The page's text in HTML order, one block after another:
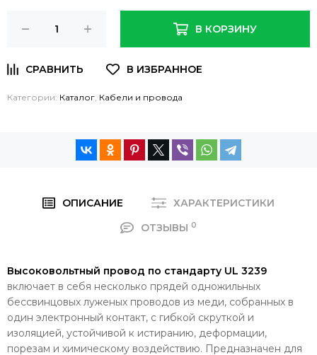
В КОРЗИНУ
Категории: Каталог, Кабели и провода
ОПИСАНИЕ
ХАРАКТЕРИСТИКИ
ОТЗЫВЫ 0
Высоковольтный провод по стандарту UL 3239
включает в себя несколько прядей одножильных
бессвинцовых луженых проводов из меди, собранных в
один электронный контакт, с гибкой скруткой и
изоляцией, устойчивой к истиранию, деформации,
порезам и химическому воздействию. Предназначен для